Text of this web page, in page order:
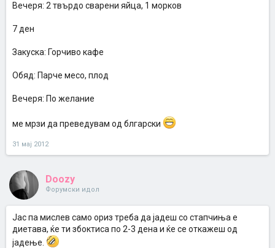
Вечеря: 2 твърдо сварени яйца, 1 морков
7 ден
Закуска: Горчиво кафе
Обяд: Парче месо, плод
Вечеря: По желание
ме мрзи да преведувам од блгарски
31 мај 2012
Doozy
Форумски идол
Јас па мислев само ориз треба да јадеш со стапчиња е
диетава, ќе ти збоктиса по 2-3 дена и ќе се откажеш од
јадење.